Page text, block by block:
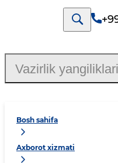
Bosh sahifa
Axborot xizmati
Vazirlik yangiliklari